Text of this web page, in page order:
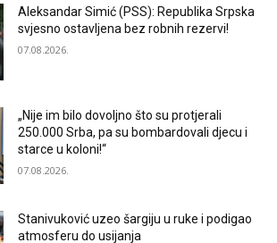
Aleksandar Simić (PSS): Republika Srpska
svjesno ostavljena bez robnih rezervi!
07.08.2026.
„Nije im bilo dovoljno što su protjerali
250.000 Srba, pa su bombardovali djecu i
starce u koloni!“
07.08.2026.
Stanivuković uzeo šargiju u ruke i podigao
atmosferu do usijanja